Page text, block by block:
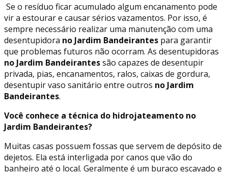
Se o resíduo ficar acumulado algum encanamento pode
vir a estourar e causar sérios vazamentos. Por isso, é
sempre necessário realizar uma manutenção com uma
desentupidora no Jardim Bandeirantes para garantir
que problemas futuros não ocorram. As desentupidoras
no Jardim Bandeirantessão capazes de desentupir
privada, pias, encanamentos, ralos, caixas de gordura,
desentupir vaso sanitário entre outros no Jardim
Bandeirantes.
Você conhece a técnica do hidrojateamento no
Jardim Bandeirantes?
Muitas casas possuem fossas que servem de depósito de
dejetos. Ela está interligada por canos que vão do
banheiro até o local. Geralmente é um buraco escavado e